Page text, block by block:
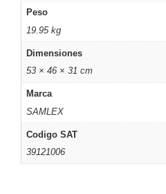
Pared
de
Alimentación
de
Alimentación
con
RespaldoInyectores
PoE PDU
de
Peso
19.95 kg
Dimensiones
53 × 46 × 31 cm
Marca
SAMLEX
Codigo SAT
39121006